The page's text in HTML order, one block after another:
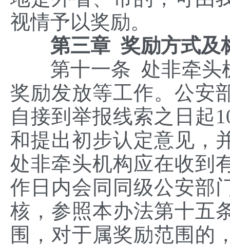
视情予以奖励。
第三章 奖励方式及
第十一条 处非牵头
奖励发放等工作。公安
自接到举报线索之日起
和提出初步认定意见，
处非牵头机构应在收到
作日内会同同级公安部
核，参照本办法第十五
围，对于属奖励范围的